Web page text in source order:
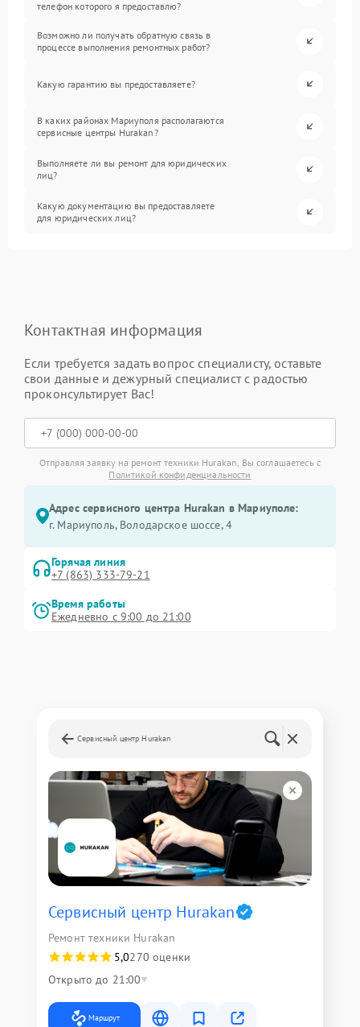
телефон которого я предоставлю?
Возможно ли получать обратную связь в
процессе выполнения ремонтных работ?
Какую гарантию вы предоставляете?
В каких районах Мариуполя располагаются
сервисные центры Hurakan?
Выполняете ли вы ремонт для юридических
лиц?
Какую документацию вы предоставляете
для юридических лиц?
Контактная информация
Если требуется задать вопрос специалисту, оставьте
свои данные и дежурный специалист с радостью
проконсультирует Вас!
Отправляя заявку на ремонт техники Hurakan, Вы соглашаетесь с
Политикой конфиденциальности
Адрес сервисного центра Hurakan в Мариуполе:
г. Мариуполь, Володарское шоссе, 4
Горячая линия
+7 (863) 333-79-21
Время работы
Ежедневно с 9:00 до 21:00
Сервисный центр Hurakan
Сервисный центр Hurakan
Ремонт техники Hurakan
5,0270 оценки
Открыто до 21:00
Маршрут